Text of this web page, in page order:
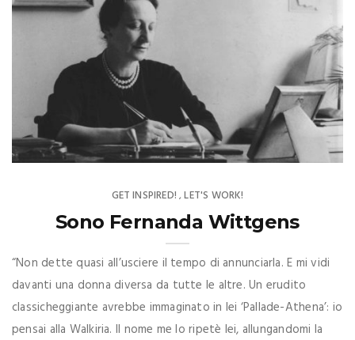
GET INSPIRED! ,LET'S WORK!
Sono Fernanda Wittgens
“Non dette quasi all’usciere il tempo di annunciarla. E mi vidi
davanti una donna diversa da tutte le altre. Un erudito
classicheggiante avrebbe immaginato in lei ‘Pallade-Athena’: io
pensai alla Walkiria. Il nome me lo ripetè lei, allungandomi la